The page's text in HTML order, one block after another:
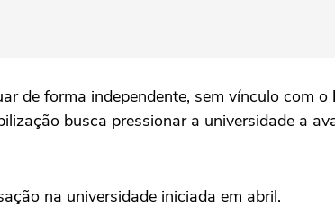
de forma independente, sem vínculo com o
busca pressionar a universidade a
na universidade iniciada em abril.